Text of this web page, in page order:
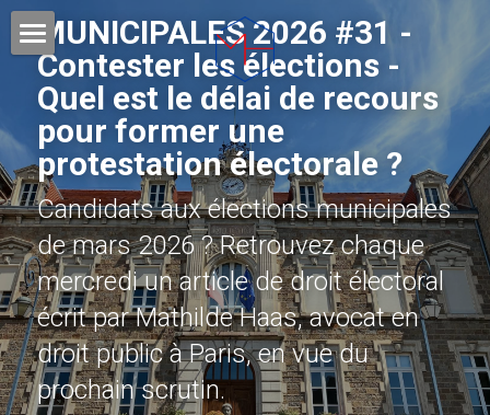
DOMAINES DE COMPETENCES
VOTRE AVOCAT
HONORAIRES
PUBLICATIONS
FORMATIONS
Rechercher
CONTACT ET RDV
MUNICIPALES 2026 #31 -
Contester les élections -
Quel est le délai de recours
pour former une
protestation électorale ?
Candidats aux élections municipales
de mars 2026 ? Retrouvez chaque
mercredi un article de droit électoral
écrit par Mathilde Haas, avocat en
droit public à Paris, en vue du
prochain scrutin.